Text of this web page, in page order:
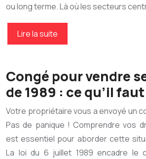
ou long terme. Là où les secteurs
Lire la suite
Congé pour vendre
de 1989 : ce qu’il
Votre propriétaire vous a envoyé un
Pas de panique ! Comprendre vos
est essentiel pour aborder cette
La loi du 6 juillet 1989 encadre le